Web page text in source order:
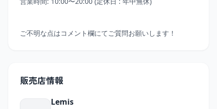
ご不明な点はコメント欄にてご質問お願いします！
販売店情報
Lemis